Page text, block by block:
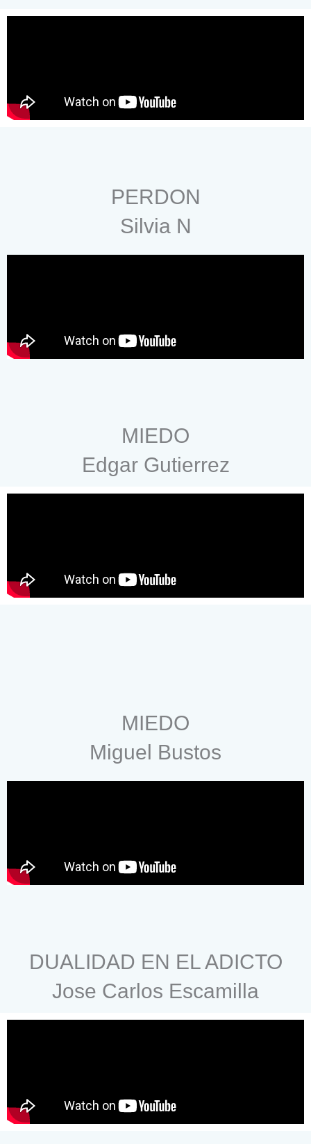
PERDON
Silvia N
MIEDO
Edgar Gutierrez
MIEDO
Miguel Bustos
DUALIDAD EN EL ADICTO
Jose Carlos Escamilla